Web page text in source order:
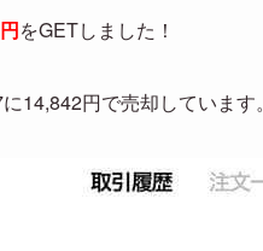
をGETしました！
14,842円で売却しています。